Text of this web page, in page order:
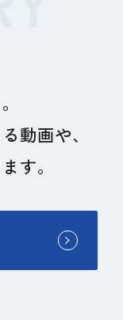
動画や、
す。